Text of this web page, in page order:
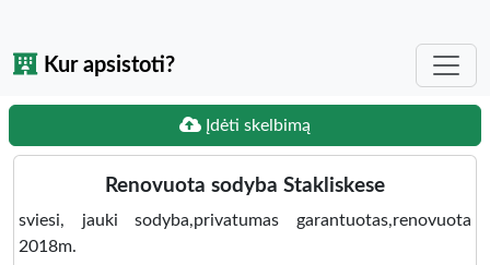
Kur apsistoti?
Įdėti skelbimą
Renovuota sodyba Stakliskese
sviesi, jauki sodyba,privatumas garantuotas,renovuota
2018m.